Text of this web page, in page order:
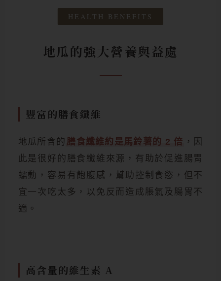
HEALTH BENEFITS
地瓜的強大營養與益處
豐富的膳食纖維
地瓜所含的 膳食纖維約是馬鈴薯的 2 倍 ，因
此是很好的膳食纖維來源，有助於促進腸胃
蠕動，容易有飽腹感，幫助控制食慾，但不
宜一次吃太多，以免反而造成脹氣及腸胃不
適。
高含量的維生素 A